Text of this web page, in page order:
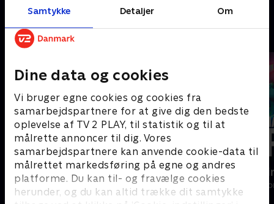
Samtykke Detaljer Om
Dine data og cookies
Vi bruger egne cookies og cookies fra
samarbejdspartnere for at give dig den bedste
oplevelse af TV 2 PLAY, til statistik og til at
målrette annoncer til dig. Vores
samarbejdspartnere kan anvende cookie-data til
målrettet markedsføring på egne og andres
platforme. Du kan til- og fravælge cookies
herunder, og du kan altid trække dit samtykke
Andre så også
Doc Martin
Drama • 10 sæsoner
Happy
Drama • 1